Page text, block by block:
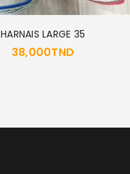
HARNAIS LARGE 35
38,000TND